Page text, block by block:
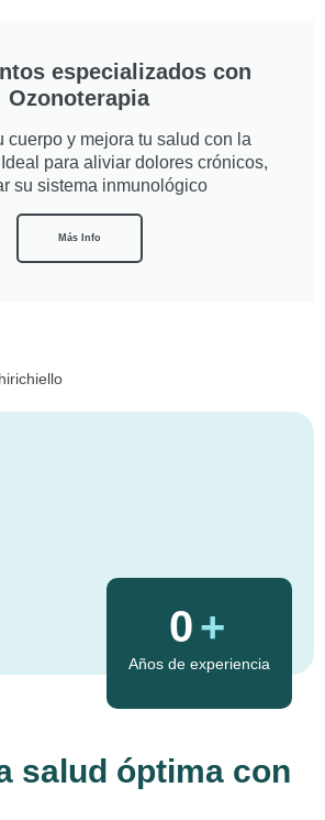
especializados con
Ozonoterapia
cuerpo y mejora tu salud con la
para aliviar dolores crónicos,
su sistema inmunológico
Más Info
0+
Años de experiencia
salud óptima con